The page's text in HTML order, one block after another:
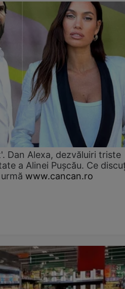
Dan Alexa, dezvăluiri triste
a Alinei Pușcău. Ce
www.cancan.ro